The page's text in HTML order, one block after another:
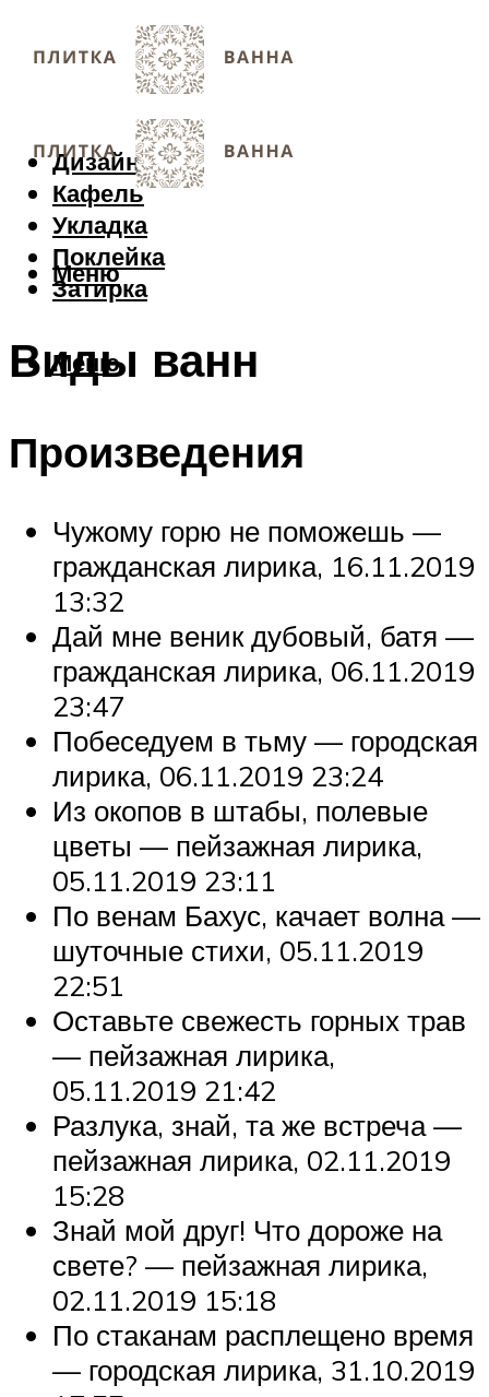
Дизайн
Кафель
Укладка
Поклейка
Затирка
Меню
Меню
Виды ванн
Произведения
Чужому горю не поможешь —
гражданская лирика, 16.11.2019
13:32
Дай мне веник дубовый, батя —
гражданская лирика, 06.11.2019
23:47
Побеседуем в тьму — городская
лирика, 06.11.2019 23:24
Из окопов в штабы, полевые
цветы — пейзажная лирика,
05.11.2019 23:11
По венам Бахус, качает волна —
шуточные стихи, 05.11.2019
22:51
Оставьте свежесть горных трав
— пейзажная лирика,
05.11.2019 21:42
Разлука, знай, та же встреча —
пейзажная лирика, 02.11.2019
15:28
Знай мой друг! Что дороже на
свете? — пейзажная лирика,
02.11.2019 15:18
По стаканам расплещено время
— городская лирика, 31.10.2019